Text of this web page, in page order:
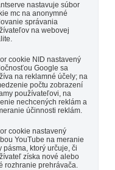
nastavuje súbor
mc na anonymné
správania
na webovej
cookie NID nastavený
Google sa
na reklamné účely; na
počtu zobrazení
používateľovi, na
nechcených reklám a
účinnosti reklám.
cookie nastavený
YouTube na meranie
pásma, ktorý určuje, či
získa nové alebo
rozhranie prehrávača.